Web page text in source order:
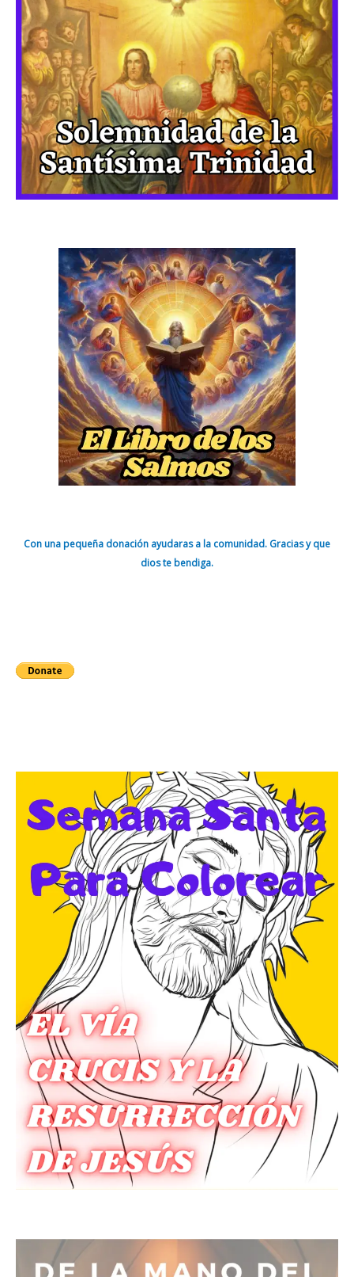
Con una pequeña donación ayudaras a la comunidad. Gracias y que
dios te bendiga.